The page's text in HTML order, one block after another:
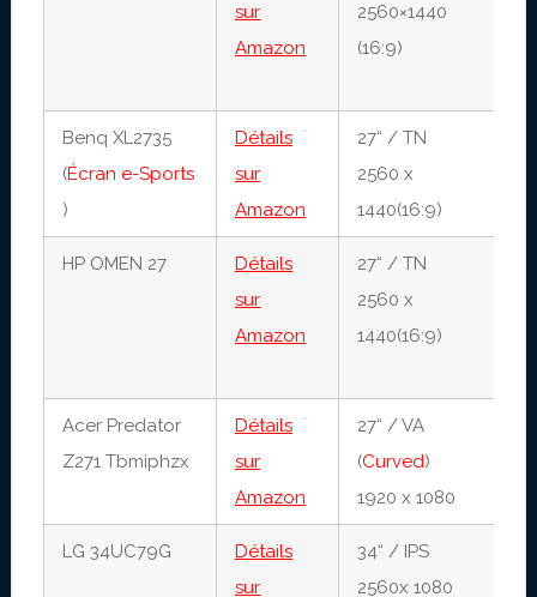
sur
Amazon
2560×1440
(16:9)
Benq XL2735
(Écran e-Sports
)
Détails
sur
Amazon
27“ / TN
2560 x
1440(16:9)
HP OMEN 27
Détails
sur
Amazon
27“ / TN
2560 x
1440(16:9)
Acer Predator
Z271 Tbmiphzx
Détails
sur
Amazon
27“ / VA
(Curved)
1920 x 1080
LG 34UC79G
Détails
sur
34“ / IPS
2560x 1080